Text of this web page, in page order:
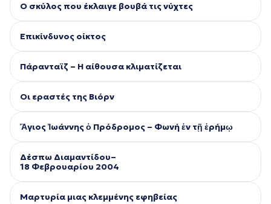
Ο σκύλος που έκλαιγε βουβά τις νύχτες
Επικίνδυνος οίκτος
Πάρανταϊζ – Η αίθουσα κλιματίζεται
Οι εραστές της Βιόρν
Ἅγιος Ἰωάννης ὁ Πρόδρομος – Φωνή ἐν τῇ ἐρήμῳ
Δέσπω Διαμαντίδου–
18 Φεβρουαρίου 2004
Μαρτυρία μιας κλεμμένης εφηβείας